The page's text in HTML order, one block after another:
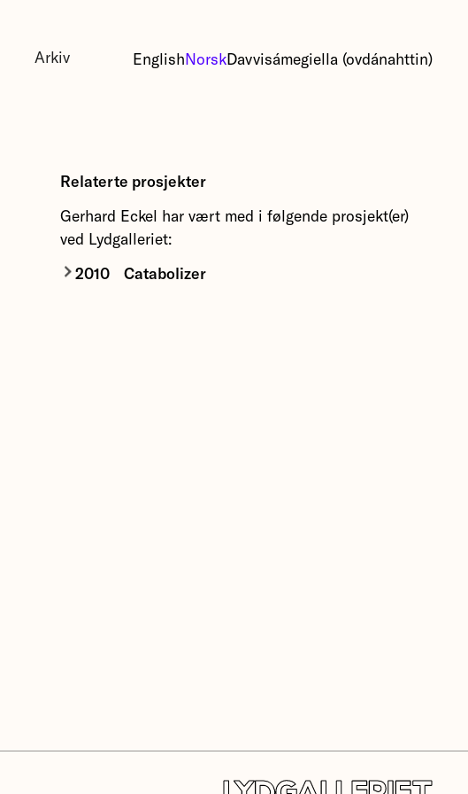
Arkiv EnglishNorskDavvisámegiella (ovdánahttin)
Relaterte prosjekter
Gerhard Eckel har vært med i følgende prosjekt(er)
ved Lydgalleriet:
2010
Catabolizer